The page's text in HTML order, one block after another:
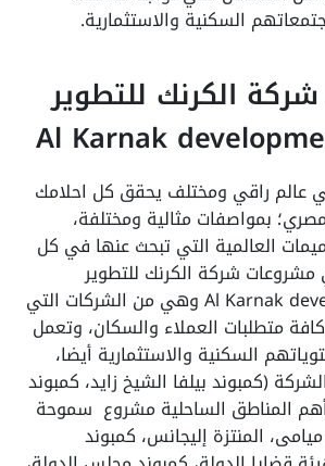
السكنية والاستثمارية.
الكرنك للتطوير
عالم راقي ومختلف يحقق كل احلامك
بمواصفات مثالية ومختلفة،
العالمية التي تبحث عنها في كل
شركة الكرنك للتطوير
العقاري Al Karnak development وهي من الشركات التي
متطلبات العملاء والسكان، وتعمل
السكنية والاستثمارية أيضا،
(كمبوند بيلفا الشيخ زايد، كمبوند
أهم المناطق الساحلية مشروع سموحة
المنتزة إليجانس، كمبوند